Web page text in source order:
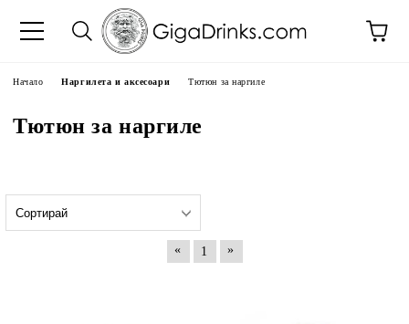
Начало Наргилета и аксесоари Тютюн за наргиле
Тютюн за наргиле
« 1 »